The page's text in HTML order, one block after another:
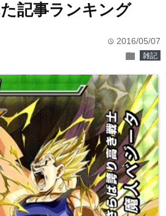
記事ランキング
time 2016/05/07
folder 雑記